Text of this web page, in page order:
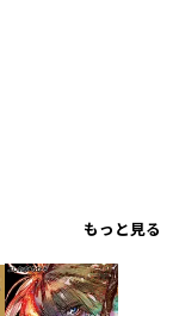
もっと見る